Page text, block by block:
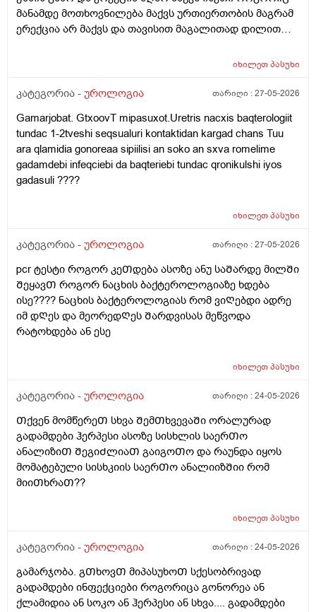
მანამდე მოთხოვნილება მაქვს ურთიერთობის მაგრამ
ერექცია არ მაქვს და თავისით მაგალითად დილით
იხილეთპასუხი
კატეგორია - უროლოგია თარიღი :27-05-2026
Gamarjobat. GtxoovT mipasuxot.Uretris nacxis baqterologiit
tundac 1-2tveshi seqsualuri kontaktidan kargad chans Tuu
ara qlamidia gonoreaa sipiilisi an soko an sxva romelime
gadamdebi infeqciebi da baqteriebi tundac qronikulshi iyos
gadasuli ????
იხილეთპასუხი
კატეგორია - უროლოგია თარიღი :27-05-2026
pcr ტესტი როგორ კეᲗდება ასოზე ანუ საᲨარდე მილᲨი
ᲨეყავᲗ როგორ ნაცხის ბაქტეროლოგიაზე ხდება
ისე???? ნაცხის ბაქტეროლოგიას რომ ვიᲦებდი ადრე
იმ დᲦეს და მეორედᲦეს Შარდვისას მეწვოდა
რატოხდება ან ესე
იხილეთპასუხი
კატეგორია - უროლოგია თარიღი :24-05-2026
Თქვენ მომწერეᲗ სხვა ᲨემᲗხვევაᲨი ორალურად
გადამდები ჰერპესი ასოზე სისხლის საერᲗო
ანალიზიᲗ ᲨეგიᲫლიაᲗ გაიგოᲗო და რაუნდა იყოს
მომატებული სისხკიის საერᲗო ანალიიზᲨიი რომ
მიიᲗხრაᲗ??
იხილეთპასუხი
კატეგორია - უროლოგია თარიღი :24-05-2026
გამარჯობა. გᲗხოვᲗ მიპასუხოᲗ სქესობრივად
გადამდები ინფექციები როგორიცა გონორეა ან
ქლამიდია ან სოკო ან ჰერპესი ან სხვა.... გადამდები